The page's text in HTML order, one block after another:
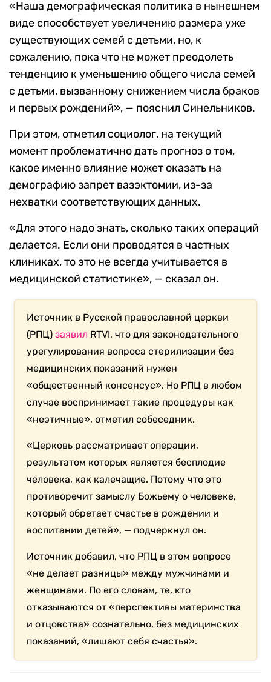
«Наша демографическая политика в нынешнем
виде способствует увеличению размера уже
существующих семей с детьми, но, к
сожалению, пока что не может преодолеть
тенденцию к уменьшению общего числа семей
с детьми, вызванному снижением числа браков
и первых рождений», — пояснил Синельников.
При этом, отметил социолог, на текущий
момент проблематично дать прогноз о том,
какое именно влияние может оказать на
демографию запрет вазэктомии, из-за
нехватки соответствующих данных.
«Для этого надо знать, сколько таких операций
делается. Если они проводятся в частных
клиниках, то это не всегда учитывается в
медицинской статистике», — сказал он.
Источник в Русской православной церкви
(РПЦ)заявил RTVI, что для законодательного
урегулирования вопроса стерилизации без
медицинских показаний нужен
«общественный консенсус». Но РПЦ в любом
случае воспринимает такие процедуры как
«неэтичные», отметил собеседник.
«Церковь рассматривает операции,
результатом которых является бесплодие
человека, как калечащие. Потому что это
противоречит замыслу Божьему о человеке,
который обретает счастье в рождении и
воспитании детей», — подчеркнул он.
Источник добавил, что РПЦ в этом вопросе
«не делает разницы» между мужчинами и
женщинами. По его словам, те, кто
отказываются от «перспективы материнства
и отцовства» сознательно, без медицинских
показаний, «лишают себя счастья».